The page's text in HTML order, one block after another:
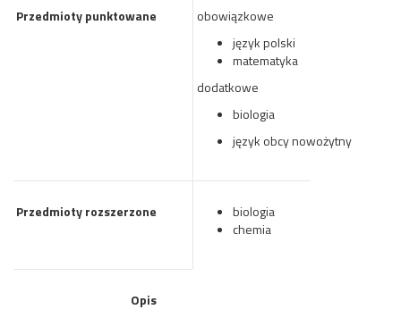
Przedmioty punktowane
obowiązkowe
język polski
matematyka
dodatkowe
biologia
język obcy nowożytny
Przedmioty rozszerzone
biologia
chemia
Opis